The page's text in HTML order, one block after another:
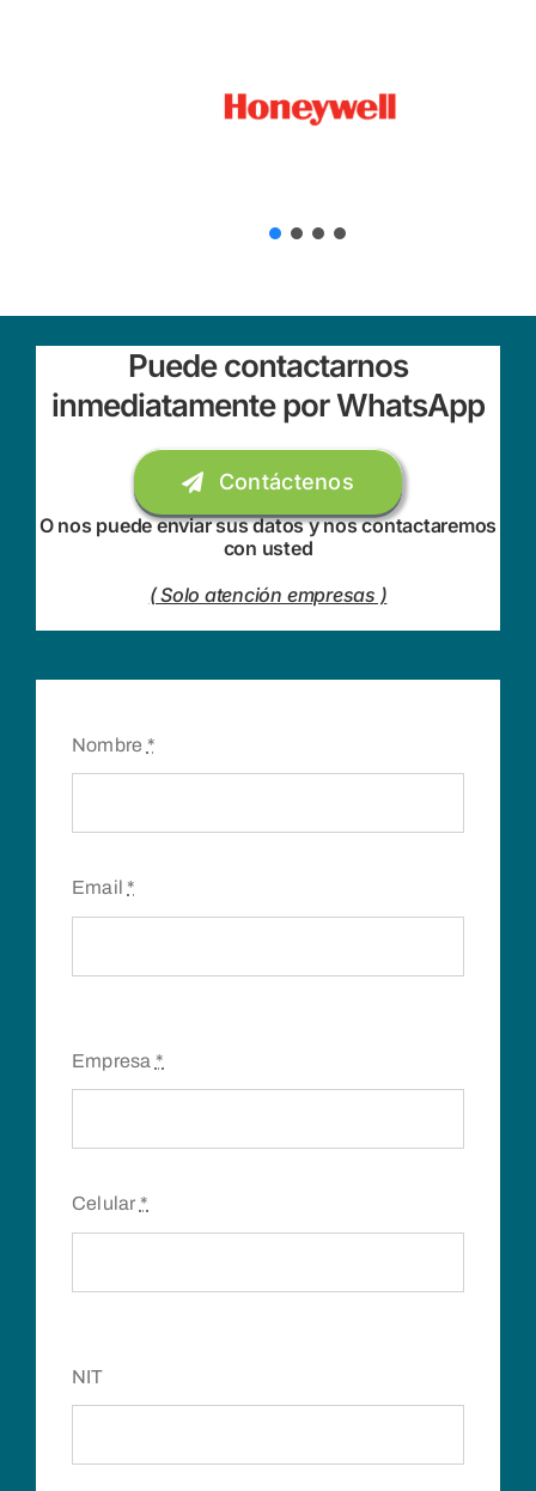
Puede contactarnos
inmediatamente por WhatsApp
Contáctenos
O nos puede enviar sus datos y nos contactaremos
con usted
( Solo atención empresas )
Nombre *
Email *
Empresa *
Celular *
NIT